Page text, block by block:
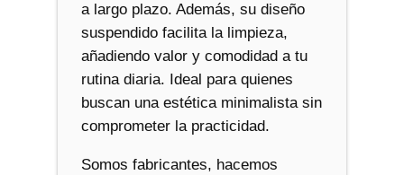
a largo plazo. Además, su diseño
suspendido facilita la limpieza,
añadiendo valor y comodidad a tu
rutina diaria. Ideal para quienes
buscan una estética minimalista sin
comprometer la practicidad.
Somos fabricantes, hacemos